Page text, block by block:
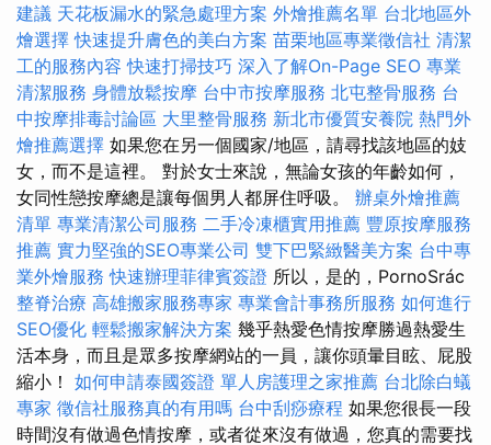
建議 天花板漏水的緊急處理方案 外燴推薦名單 台北地區外
燴選擇 快速提升膚色的美白方案 苗栗地區專業徵信社 清潔
工的服務內容 快速打掃技巧 深入了解On-Page SEO 專業
清潔服務 身體放鬆按摩 台中市按摩服務 北屯整骨服務 台
中按摩排毒討論區 大里整骨服務 新北市優質安養院 熱門外
燴推薦選擇 如果您在另一個國家/地區，請尋找該地區的妓
女，而不是這裡。 對於女士來說，無論女孩的年齡如何，
女同性戀按摩總是讓每個男人都屏住呼吸。 辦桌外燴推薦
清單 專業清潔公司服務 二手冷凍櫃實用推薦 豐原按摩服務
推薦 實力堅強的SEO專業公司 雙下巴緊緻醫美方案 台中專
業外燴服務 快速辦理菲律賓簽證 所以，是的，PornoSrác
整脊治療 高雄搬家服務專家 專業會計事務所服務 如何進行
SEO優化 輕鬆搬家解決方案 幾乎熱愛色情按摩勝過熱愛生
活本身，而且是眾多按摩網站的一員，讓你頭暈目眩、屁股
縮小！ 如何申請泰國簽證 單人房護理之家推薦 台北除白蟻
專家 徵信社服務真的有用嗎 台中刮痧療程 如果您很長一段
時間沒有做過色情按摩，或者從來沒有做過，您真的需要找